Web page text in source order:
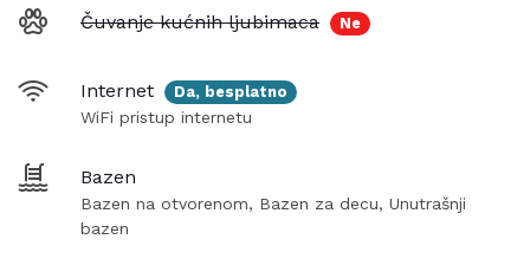
Čuvanje kućnih ljubimaca Ne
Internet Da, besplatno
WiFi pristup internetu
Bazen
Bazen na otvorenom, Bazen za decu, Unutrašnji
bazen